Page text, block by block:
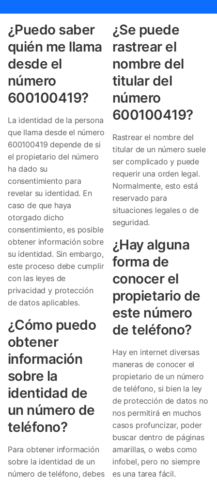
¿Puedo saber
quién me llama
desde el
número
600100419?
La identidad de la persona
que llama desde el número
600100419 depende de si
el propietario del número
ha dado su
consentimiento para
revelar su identidad. En
caso de que haya
otorgado dicho
consentimiento, es posible
obtener información sobre
su identidad. Sin embargo,
este proceso debe cumplir
con las leyes de
privacidad y protección
de datos aplicables.
¿Cómo puedo
obtener
información
sobre la
identidad de
un número de
teléfono?
Para obtener información
sobre la identidad de un
número de teléfono, debes
¿Se puede
rastrear el
nombre del
titular del
número
600100419?
Rastrear el nombre del
titular de un número suele
ser complicado y puede
requerir una orden legal.
Normalmente, esto está
reservado para
situaciones legales o de
seguridad.
¿Hay alguna
forma de
conocer el
propietario de
este número
de teléfono?
Hay en internet diversas
maneras de conocer el
propietario de un número
de teléfono, si bien la ley
de protección de datos no
nos permitirá en muchos
casos profuncizar, poder
buscar dentro de páginas
amarillas, o webs como
infobel, pero no siempre
es una tarea fácil.